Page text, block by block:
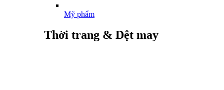
Mỹ phẩm
Thời trang & Dệt may